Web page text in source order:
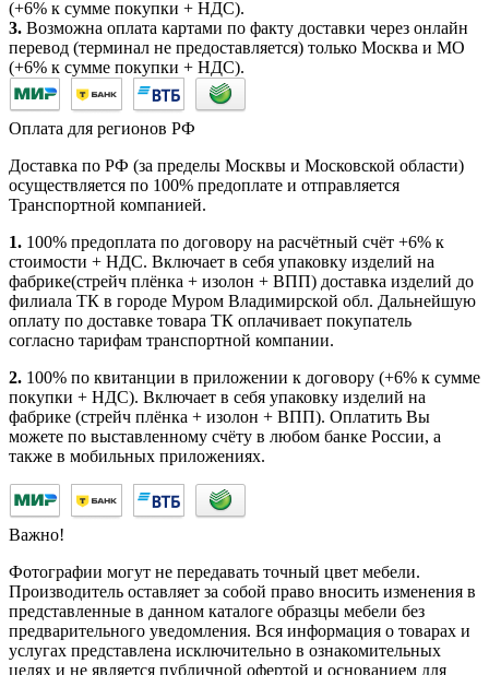
(+6% к сумме покупки + НДС).
3. Возможна оплата картами по факту доставки через онлайн
перевод (терминал не предоставляется) только Москва и МО
(+6% к сумме покупки + НДС).
Оплата для регионов РФ
Доставка по РФ (за пределы Москвы и Московской области)
осуществляется по 100% предоплате и отправляется
Транспортной компанией.
1. 100% предоплата по договору на расчётный счёт +6% к
стоимости + НДС. Включает в себя упаковку изделий на
фабрике(стрейч плёнка + изолон + ВПП) доставка изделий до
филиала ТК в городе Муром Владимирской обл. Дальнейшую
оплату по доставке товара ТК оплачивает покупатель
согласно тарифам транспортной компании.
2. 100% по квитанции в приложении к договору (+6% к сумме
покупки + НДС). Включает в себя упаковку изделий на
фабрике (стрейч плёнка + изолон + ВПП). Оплатить Вы
можете по выставленному счёту в любом банке России, а
также в мобильных приложениях.
Важно!
Фотографии могут не передавать точный цвет мебели.
Производитель оставляет за собой право вносить изменения в
представленные в данном каталоге образцы мебели без
предварительного уведомления. Вся информация о товарах и
услугах представлена исключительно в ознакомительных
целях и не является публичной офертой и основанием для